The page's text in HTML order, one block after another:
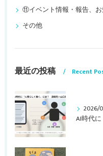
⑪イベント情報・報告、
その他
最近の投稿 Recent
2026/